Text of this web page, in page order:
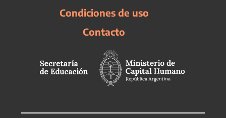
Condiciones de uso
Contacto